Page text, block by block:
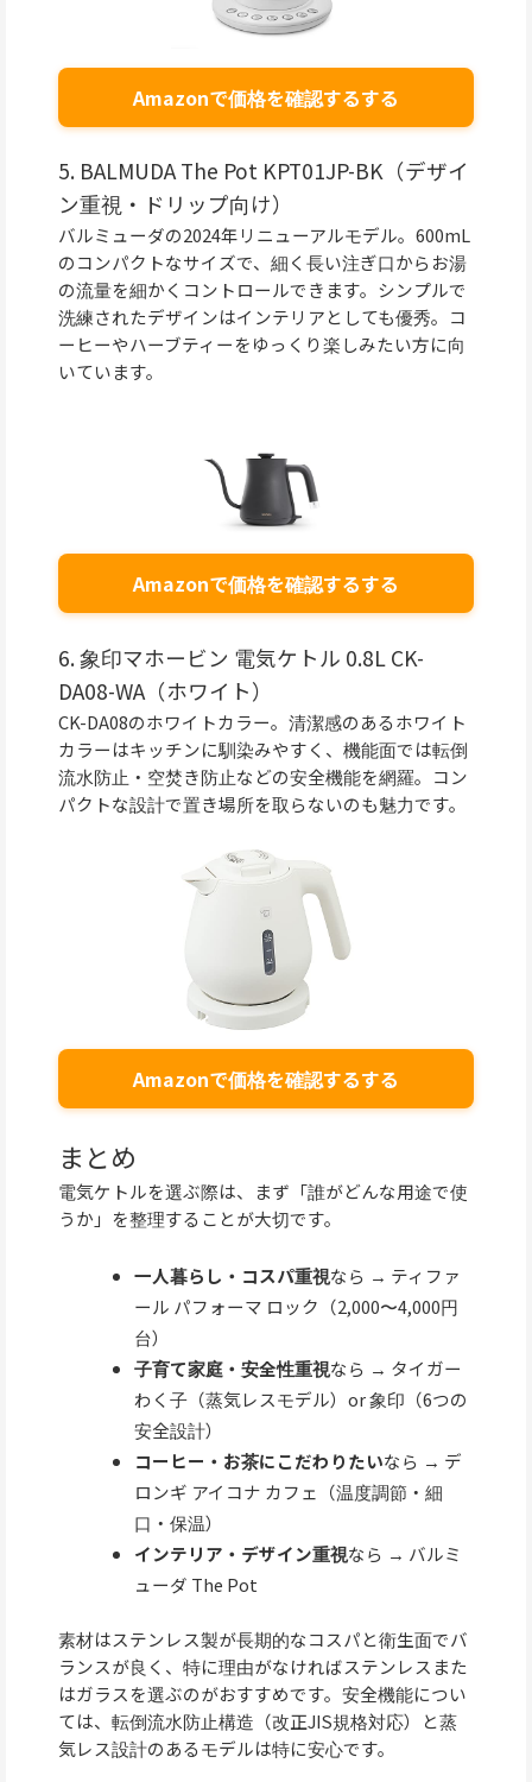
Amazonで価格を確認するする
5. BALMUDA The Pot KPT01JP-BK（デザイ
ン重視・ドリップ向け）
バルミューダの2024年リニューアルモデル。600mL
のコンパクトなサイズで、細く長い注ぎ口からお湯
の流量を細かくコントロールできます。シンプルで
洗練されたデザインはインテリアとしても優秀。コ
ーヒーやハーブティーをゆっくり楽しみたい方に向
いています。
Amazonで価格を確認するする
6. 象印マホービン 電気ケトル 0.8L CK-
DA08-WA（ホワイト）
CK-DA08のホワイトカラー。清潔感のあるホワイト
カラーはキッチンに馴染みやすく、機能面では転倒
流水防止・空焚き防止などの安全機能を網羅。コン
パクトな設計で置き場所を取らないのも魅力です。
Amazonで価格を確認するする
まとめ
電気ケトルを選ぶ際は、まず「誰がどんな用途で使
うか」を整理することが大切です。
一人暮らし・コスパ重視なら → ティファ
ール パフォーマ ロック（2,000〜4,000円
台）
子育て家庭・安全性重視なら → タイガー
わく子（蒸気レスモデル）or 象印（6つの
安全設計）
コーヒー・お茶にこだわりたいなら → デ
ロンギ アイコナ カフェ（温度調節・細
口・保温）
インテリア・デザイン重視なら → バルミ
ューダ The Pot
素材はステンレス製が長期的なコスパと衛生面でバ
ランスが良く、特に理由がなければステンレスまた
はガラスを選ぶのがおすすめです。安全機能につい
ては、転倒流水防止構造（改正JIS規格対応）と蒸
気レス設計のあるモデルは特に安心です。